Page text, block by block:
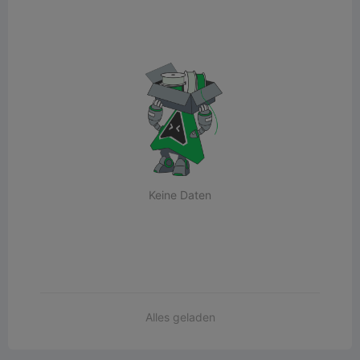
Keine Daten
Alles geladen